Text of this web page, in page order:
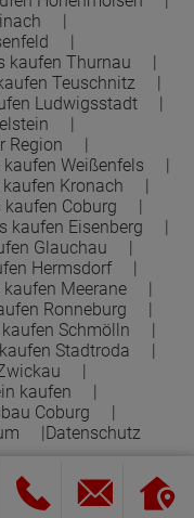
kaufen Thurnau
Teuschnitz
Ludwigsstadt
Region
kaufen Weißenfels
Kronach
kaufen Coburg
kaufen Eisenberg
Glauchau
Hermsdorf
kaufen Meerane
Ronneburg
Schmölln
Stadtroda
kaufen
Coburg
Datenschutz